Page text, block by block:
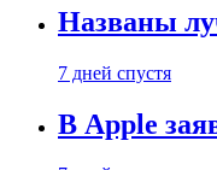
Названы
7 дней спустя
В Apple